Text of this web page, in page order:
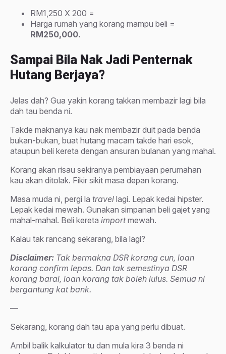
RM1,250 X 200 =
Harga rumah yang korang mampu beli =
RM250,000.
Sampai Bila Nak Jadi Penternak
Hutang Berjaya?
Jelas dah? Gua yakin korang takkan membazir lagi bila
dah tau benda ni.
Takde maknanya kau nak membazir duit pada benda
bukan-bukan, buat hutang macam takde hari esok,
ataupun beli kereta dengan ansuran bulanan yang mahal.
Korang akan risau sekiranya pembiayaan perumahan
kau akan ditolak. Fikir sikit masa depan korang.
Masa muda ni, pergi la travel lagi. Lepak kedai hipster.
Lepak kedai mewah. Gunakan simpanan beli gajet yang
mahal-mahal. Beli kereta importmewah.
Kalau tak rancang sekarang, bila lagi?
Disclaimer: Tak bermakna DSR korang cun, loan
korang confirm lepas. Dan tak semestinya DSR
korang barai, loan korang tak boleh lulus. Semua ni
bergantung kat bank.
—
Sekarang, korang dah tau apa yang perlu dibuat.
Ambil balik kalkulator tu dan mula kira 3 benda ni